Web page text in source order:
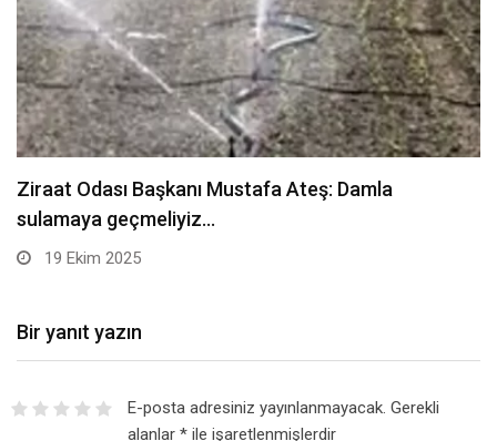
Sarıkamış’ta hanımlara yönelik Mevlid-i Nebi
programı düzenlendi –…
19 Ekim 2025
Bir yanıt yazın
E-posta adresiniz yayınlanmayacak. Gerekli
alanlar *ile işaretlenmişlerdir